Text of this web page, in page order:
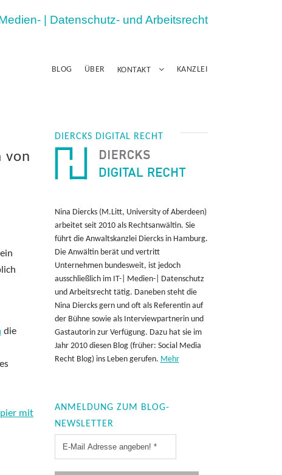
| Datenschutz- und Arbeitsrecht
BLOG ÜBER KONTAKT KANZLEI
von
die
mit
DIERCKS DIGITAL RECHT
Nina Diercks (M.Litt, University of Aberdeen)
arbeitet seit 2010 als Rechtsanwältin. Sie
führt die Anwaltskanzlei Diercks in Hamburg.
Die Anwältin berät und vertritt
Unternehmen bundesweit, ist jedoch
ausschließlich im IT-| Medien-| Datenschutz
und Arbeitsrecht tätig. Daneben steht die
Nina Diercks gern und oft als Referentin auf
der Bühne sowie als Interviewpartnerin und
Gastautorin zur Verfügung. Dazu hat sie im
Jahr 2010 diesen Blog (früher: Social Media
Recht Blog) ins Leben gerufen. Mehr
ANMELDUNG ZUM BLOG-
NEWSLETTER